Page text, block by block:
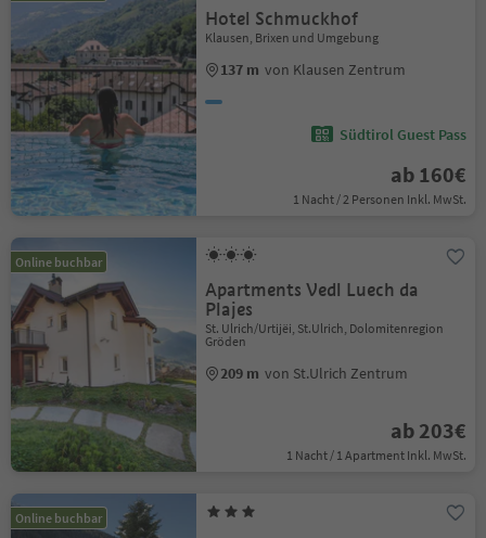
Hotel Schmuckhof
Klausen, Brixen und Umgebung
137 m von Klausen Zentrum
Südtirol Guest Pass
ab 160€
1 Nacht / 2 Personen Inkl. MwSt.
Online buchbar
Apartments Vedl Luech da
Plajes
St. Ulrich/Urtijëi, St.Ulrich, Dolomitenregion
Gröden
209 m von St.Ulrich Zentrum
ab 203€
1 Nacht / 1 Apartment Inkl. MwSt.
Online buchbar